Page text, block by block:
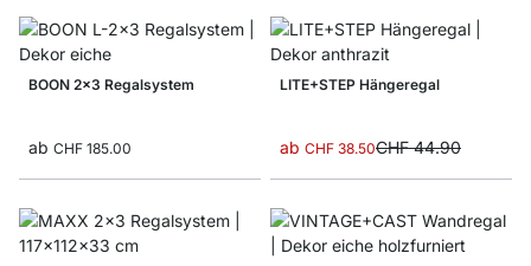
BOON 2x3 Regalsystem
ab CHF 185.00
LITE+STEP Hängeregal
ab CHF 38.50CHF 44.90